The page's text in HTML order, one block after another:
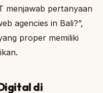
menjawab pertanyaan
agencies in Bali?”,
proper memiliki
di